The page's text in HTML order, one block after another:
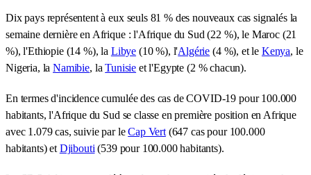
Dix pays représentent à eux seuls 81 % des nouveaux cas signalés la
semaine dernière en Afrique : l'Afrique du Sud (22 %), le Maroc (21
%), l'Ethiopie (14 %), la Libye (10 %), l'Algérie (4 %), et le Kenya, le
Nigeria, laNamibie, laTunisie et l'Egypte (2 % chacun).
En termes d'incidence cumulée des cas de COVID-19 pour 100.000
habitants, l'Afrique du Sud se classe en première position en Afrique
avec 1.079 cas, suivie par leCap Vert(647 cas pour 100.000
habitants) et Djibouti (539 pour 100.000 habitants).